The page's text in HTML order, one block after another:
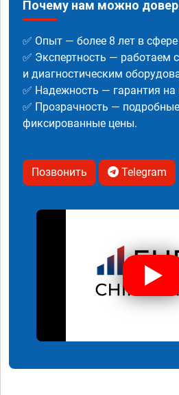
Почему нам можно
✅ Опыт — более 8 лет в
✅ Экспертность —
и диагностическим
✅ Надежность — гарантия на
✅ Прозрачность —
фиксированные цены.
Позвонить Telegram